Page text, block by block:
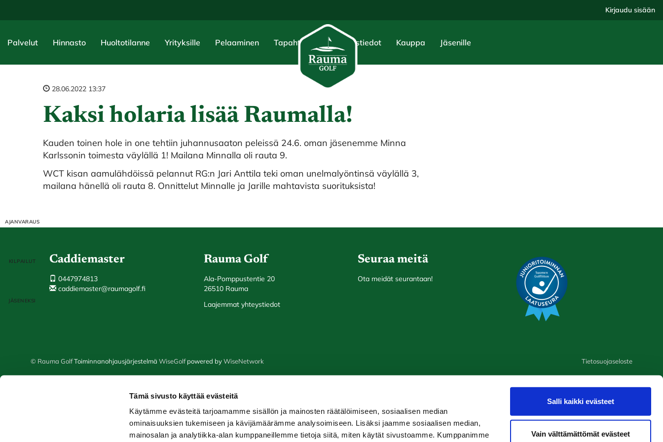
Tämä sivusto käyttää evästeitä
Käytämme evästeitä tarjoamamme sisällön ja mainosten räätälöimiseen, sosiaalisen median
ominaisuuksien tukemiseen ja kävijämäärämme analysoimiseen. Lisäksi jaamme sosiaalisen median,
mainosalan ja analytiikka-alan kumppaneillemme tietoja siitä, miten käytät sivustoamme. Kumppanimme
Salli kaikki evästeet
Vain välttämättömät evästeet
Kirjaudu sisään
Palvelut Hinnasto Huoltotilanne Yrityksille Pelaaminen Tapahtumat Yhteystiedot Kauppa Jäsenille
28.06.2022 13:37
Kaksi holaria lisää Raumalla!
Kauden toinen hole in one tehtiin juhannusaaton peleissä 24.6. oman jäsenemme Minna
Karlssonin toimesta väylällä 1! Mailana Minnalla oli rauta 9.
WCT kisan aamulähdöissä pelannut RG:n Jari Anttila teki oman unelmalyöntinsä väylällä 3,
mailana hänellä oli rauta 8. Onnittelut Minnalle ja Jarille mahtavista suorituksista!
Caddiemaster
0447974813
caddiemaster@raumagolf.fi
Rauma Golf
Ala-Pomppustentie 20
26510 Rauma
Laajemmat yhteystiedot
Seuraa meitä
Ota meidät seurantaan!
© Rauma GolfToiminnanohjausjärjestelmä WiseGolfpowered byWiseNetwork Tietosuojaseloste